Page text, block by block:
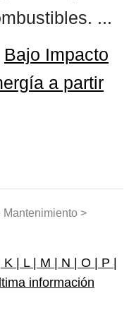
...
Bajo Impacto
a partir
>
K | L | M | N | O | P |
información